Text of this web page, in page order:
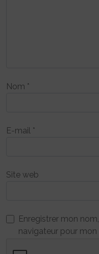
Nom *
E-mail *
Site web
Enregistrer mon
navigateur pour